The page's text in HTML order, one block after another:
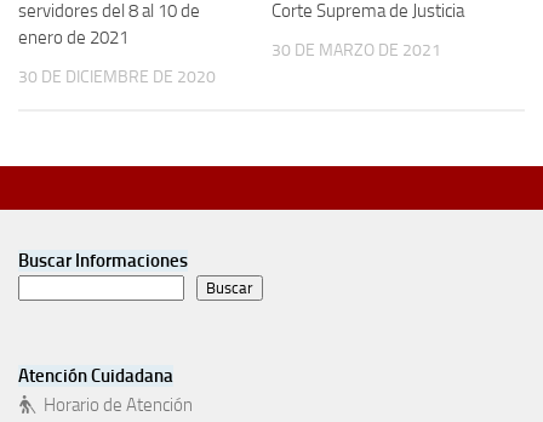
servidores del 8 al 10 de
enero de 2021
30 DE DICIEMBRE DE 2020
Corte Suprema de Justicia
30 DE MARZO DE 2021
Buscar Informaciones
Buscar
Atención Cuidadana
Horario de Atención